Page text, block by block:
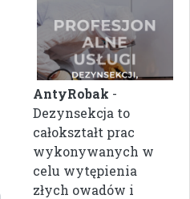
AntyRobak -
Dezynsekcja to
całokształt prac
wykonywanych w
celu wytępienia
złych owadów i